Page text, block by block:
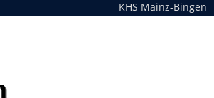
KHS Mainz-Bingen